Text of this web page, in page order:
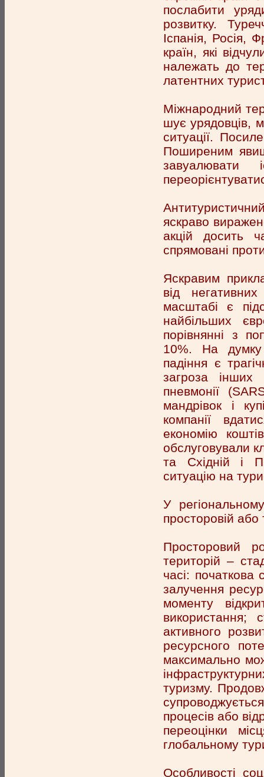
послабити
розвитку.
Іспанія, Росія,
країн, які
належать до
латентних
Міжнародний
шує урядовців,
ситуації.
Поширеним
завуалювати
яскраво
акцій досить
спрямовані
Яскравим
від
масштабі є
найбільших
порівнянні з
10%. На думку
падіння є
загроза інших
пневмонії
мандрівок і
компанії
економію
обслуговували
та Східній і
ситуацію на
У
просторовій або
Просторовий
територій –
часі: початкова
залучення
моменту
використання;
активного
ресурсного
максимально
туризму.
процесів або
переоцінки
глобальному
Особливості